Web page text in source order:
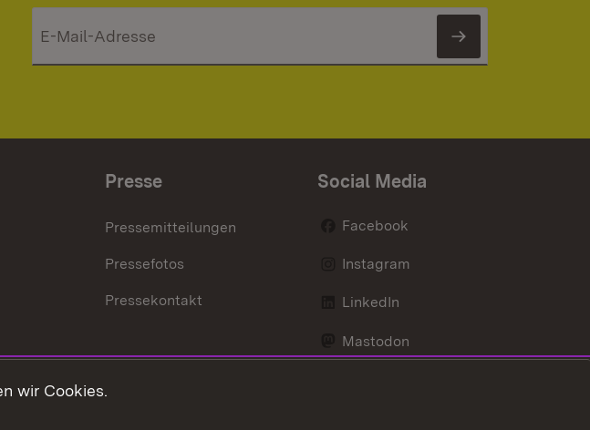
Newsletter
Presse
Pressemitteilungen
Pressefotos
Pressekontakt
Social Media
Facebook
Instagram
LinkedIn
Mastodon
wir Cookies.